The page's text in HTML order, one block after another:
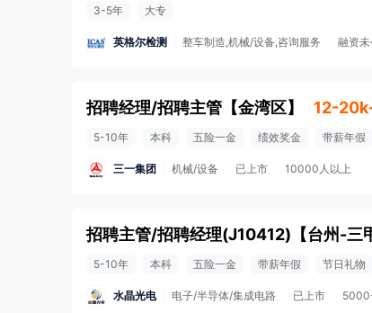
3-5年 大专
英格尔检测 整车制造,机械/设备,咨询服务 融资
招聘经理/招聘主管 【金湾区】 12-
5-10年 本科 五险一金 绩效奖金 带薪年假
三一集团 机械/设备 已上市 10000人以上
招聘主管/招聘经理(J10412) 【台州-三
5-10年 本科 五险一金 带薪年假 节日礼物
水晶光电 电子/半导体/集成电路 已上市